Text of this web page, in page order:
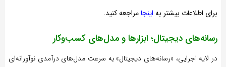
برای اطلاعات بیشتر به اینجامراجعه کنید.
رسانه‌های دیجیتال؛ ابزارها و مدل‌های کسب‌وکار
در لایه اجرایی، «رسانه‌های دیجیتال» به سرعت مدل‌های درآمدی نوآورانه‌ای